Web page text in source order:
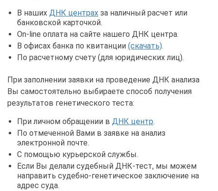
В наших ДНК центрах за наличный расчет или
банковской карточкой.
On-line оплата на сайте нашего ДНК центра.
В офисах банка по квитанции (скачать).
По расчетному счету (для юридических лиц).
При заполнении заявки на проведение ДНК анализа
Вы самостоятельно выбираете способ получения
результатов генетического теста:
При личном обращении в ДНК центр.
По отмеченной Вами в заявке на анализ
электронной почте.
С помощью курьерской службы.
Если Вы делали судебный ДНК-тест, мы можем
направить судебно-генетическое заключение на
адрес суда.